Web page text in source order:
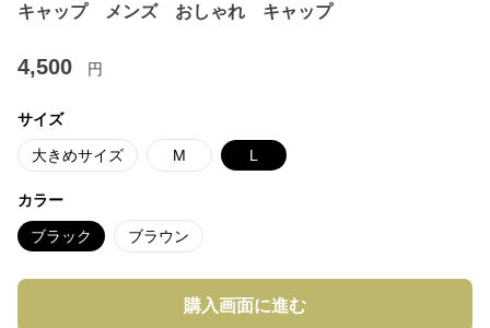
キャップ メンズ おしゃれ キャップ
4,500 円
サイズ
大きめサイズ M L
カラー
ブラック ブラウン
購入画面に進む